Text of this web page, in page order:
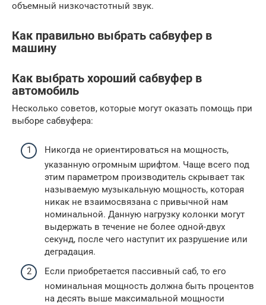
объемный низкочастотный звук.
Как правильно выбрать сабвуфер в
машину
Как выбрать хороший сабвуфер в
автомобиль
Несколько советов, которые могут оказать помощь при
выборе сабвуфера:
Никогда не ориентироваться на мощность,
указанную огромным шрифтом. Чаще всего под
этим параметром производитель скрывает так
называемую музыкальную мощность, которая
никак не взаимосвязана с привычной нам
номинальной. Данную нагрузку колонки могут
выдержать в течение не более одной-двух
секунд, после чего наступит их разрушение или
деградация.
Если приобретается пассивный саб, то его
номинальная мощность должна быть процентов
на десять выше максимальной мощности